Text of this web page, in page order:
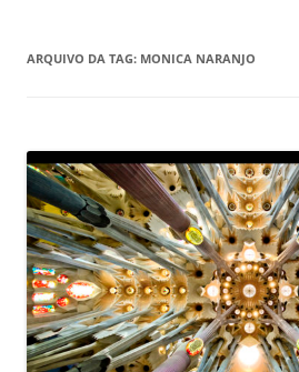
ARQUIVO DA TAG: MONICA NARANJO